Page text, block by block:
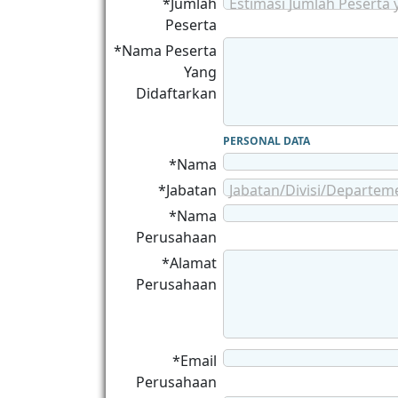
Peserta
*Nama Peserta
Yang
Didaftarkan
PERSONAL DATA
*Nama
*Jabatan
Jabatan/Divisi/
*Nama
Perusahaan
*Alamat
Perusahaan
*Email
Perusahaan